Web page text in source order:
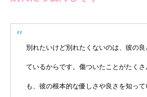
別れたいけど別れたくないのは、彼の
ているからです。傷ついたことがたく
も、彼の根本的な優しさや良さを知っ